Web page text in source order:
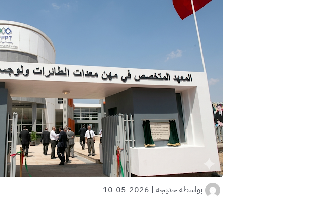
بواسطةخديجة |
2026-05-10